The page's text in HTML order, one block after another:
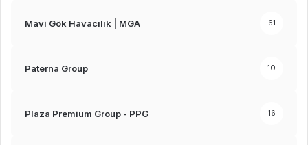
Mavi Gök Havacılık | MGA 61
Paterna Group 10
Plaza Premium Group - PPG 16